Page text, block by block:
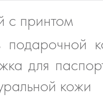
с принтом
для
кожи